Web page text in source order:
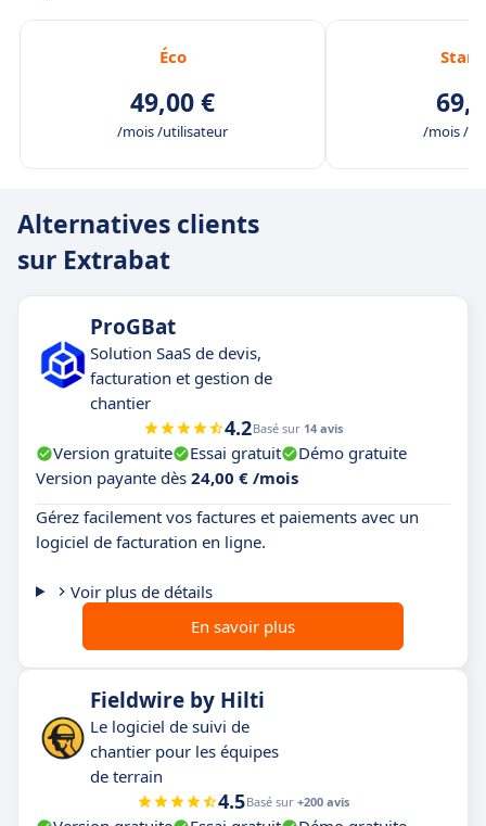
Éco
49,00 €
/mois /utilisateur /mois /
Alternatives clients
sur Extrabat
ProGBat
Solution SaaS de devis,
facturation et gestion de
chantier
4.2Basé sur 14 avis
Version gratuite Essai gratuit
Démo gratuite
Version payante dès 24,00 € /mois
Gérez facilement vos factures et paiements avec un
logiciel de facturation en ligne.
Voir plus de détails
En savoir plus
Fieldwire by Hilti
Le logiciel de suivi de
chantier pour les équipes
de terrain
4.5Basé sur +200 avis